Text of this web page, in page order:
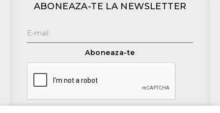
ABONEAZA-TE LA NEWSLETTER
Aboneaza-te